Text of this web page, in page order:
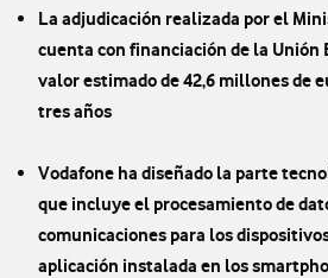
La adjudicación realizada por el
cuenta con financiación de la Unión
valor estimado de 42,6 millones de
tres años
Vodafone ha diseñado la parte
que incluye el procesamiento de
comunicaciones para los
aplicación instalada en los